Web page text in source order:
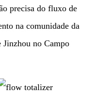
precisa do fluxo de
na comunidade da
Jinzhou no Campo